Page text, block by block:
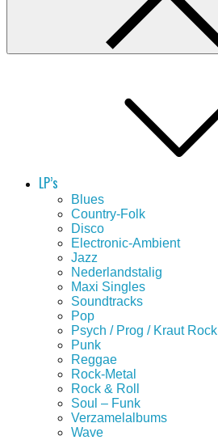
LP’s
Blues
Country-Folk
Disco
Electronic-Ambient
Jazz
Nederlandstalig
Maxi Singles
Soundtracks
Pop
Psych / Prog / Kraut Rock
Punk
Reggae
Rock-Metal
Rock & Roll
Soul – Funk
Verzamelalbums
Wave